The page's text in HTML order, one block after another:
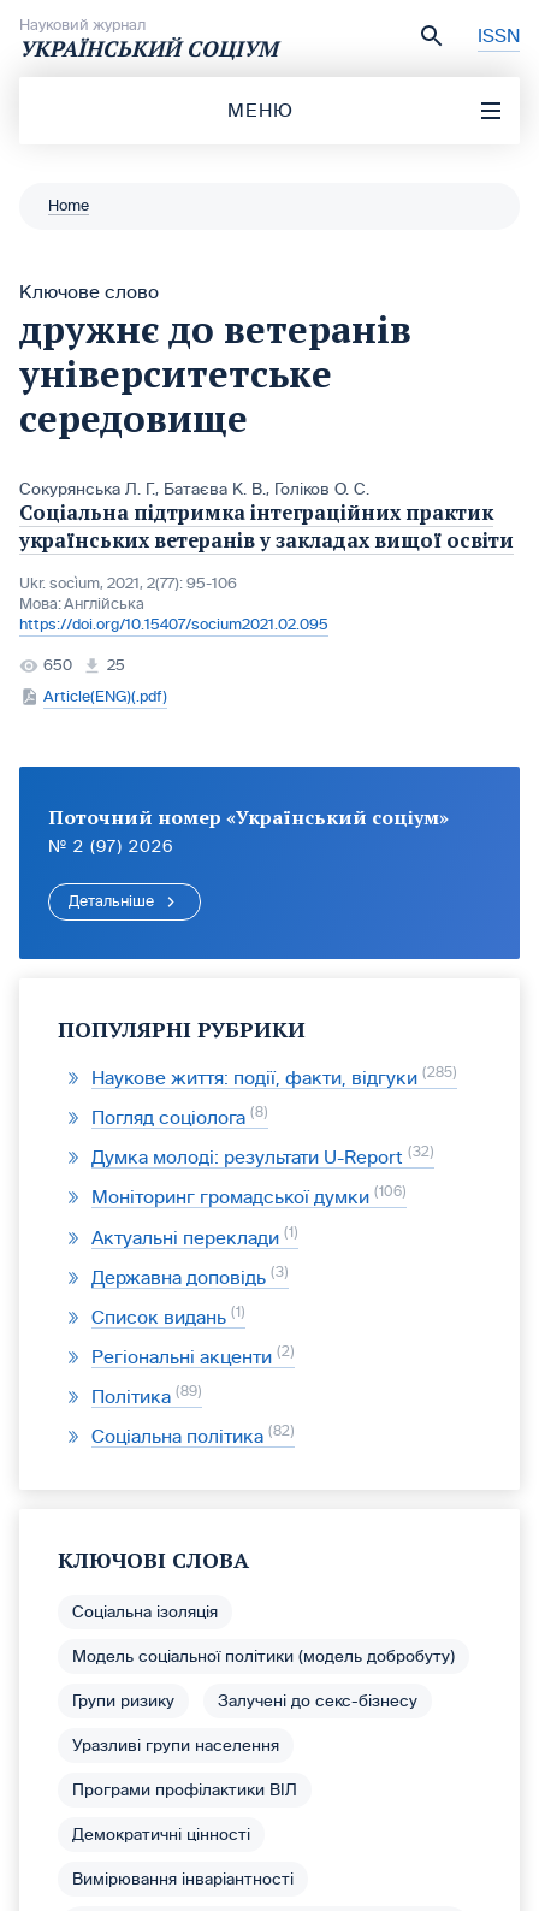
Науковий журнал
УКРАЇНСЬКИЙ СОЦІУМ ISSN
МЕНЮ
Home
Ключове слово
дружнє до ветеранів
університетське
середовище
Сокурянська Л. Г., Батаєва К. В., Голіков О. С.
Соціальна підтримка інтеграційних практик
українських ветеранів у закладах вищої освіти
Ukr. socìum, 2021, 2(77): 95-106
Мова:Англійська
https://doi.org/10.15407/socium2021.02.095
650
25
Article(ENG)(.pdf)
Поточний номер «Український соціум»
№ 2 (97) 2026
Детальніше
ПОПУЛЯРНІ РУБРИКИ
Наукове життя: події, факти, відгуки 285
Погляд соціолога 8
Думка молоді: результати U-Report 32
Моніторинг громадської думки 106
Актуальні переклади 1
Державна доповідь 3
Список видань 1
Регіональні акценти 2
Політика 89
Соціальна політика 82
КЛЮЧОВІ СЛОВА
Соціальна ізоляція
Модель соціальної політики (модель добробуту)
Групи ризику Залучені до секс-бізнесу
Уразливі групи населення
Програми профілактики ВІЛ
Демократичні цінності
Вимірювання інваріантності